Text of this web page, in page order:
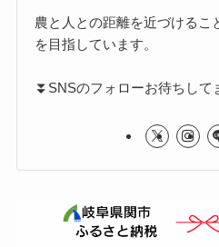
農と人との距離を近づけるこ
を目指しています。
⏬️SNSのフォローお待ちして